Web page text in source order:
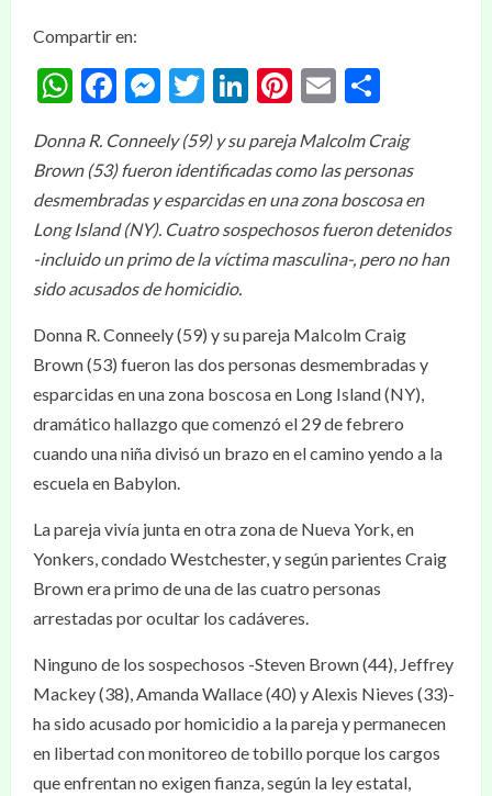
Compartir en:
WhatsApp
Facebook
Messenger
Twitter
LinkedIn
Pinterest
Email
Donna R. Conneely (59) y su pareja Malcolm Craig
Brown (53) fueron identificadas como las personas
desmembradas y esparcidas en una zona boscosa en
Long Island (NY). Cuatro sospechosos fueron detenidos
-incluido un primo de la víctima masculina-, pero no han
sido acusados de homicidio.
Donna R. Conneely (59) y su pareja Malcolm Craig
Brown (53) fueron las dos personas desmembradas y
esparcidas en una zona boscosa en Long Island (NY),
dramático hallazgo que comenzó el 29 de febrero
cuando una niña divisó un brazo en el camino yendo a la
escuela en Babylon.
La pareja vivía junta en otra zona de Nueva York, en
Yonkers, condado Westchester, y según parientes Craig
Brown era primo de una de las cuatro personas
arrestadas por ocultar los cadáveres.
Ninguno de los sospechosos -Steven Brown (44), Jeffrey
Mackey (38), Amanda Wallace (40) y Alexis Nieves (33)-
ha sido acusado por homicidio a la pareja y permanecen
en libertad con monitoreo de tobillo porque los cargos
que enfrentan no exigen fianza, según la ley estatal,